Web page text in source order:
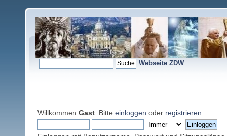
Webseite ZDW
Willkommen Gast . Bitte einloggen oder registrieren